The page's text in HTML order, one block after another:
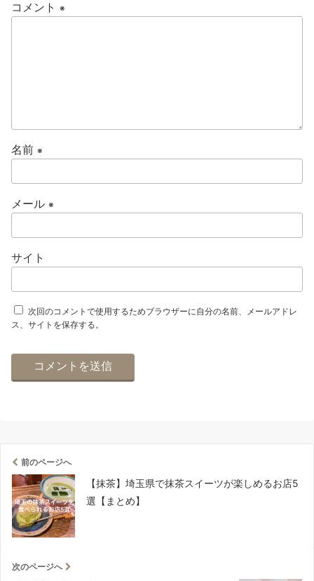
コメント ※
名前 ※
メール ※
サイト
次回のコメントで使用するためブラウザーに自分の名前、メールアドレ
ス、サイトを保存する。
前のページへ
【抹茶】埼玉県で抹茶スイーツが楽しめるお店5
選【まとめ】
次のページへ